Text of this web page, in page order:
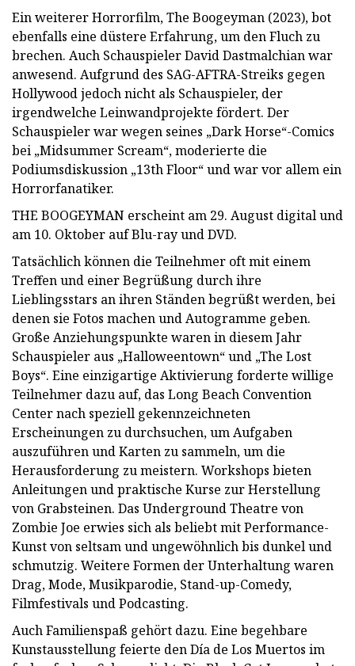
Ein weiterer Horrorfilm, The Boogeyman (2023), bot
ebenfalls eine düstere Erfahrung, um den Fluch zu
brechen. Auch Schauspieler David Dastmalchian war
anwesend. Aufgrund des SAG-AFTRA-Streiks gegen
Hollywood jedoch nicht als Schauspieler, der
irgendwelche Leinwandprojekte fördert. Der
Schauspieler war wegen seines „Dark Horse“-Comics
bei „Midsummer Scream“, moderierte die
Podiumsdiskussion „13th Floor“ und war vor allem ein
Horrorfanatiker.
THE BOOGEYMAN erscheint am 29. August digital und
am 10. Oktober auf Blu-ray und DVD.
Tatsächlich können die Teilnehmer oft mit einem
Treffen und einer Begrüßung durch ihre
Lieblingsstars an ihren Ständen begrüßt werden, bei
denen sie Fotos machen und Autogramme geben.
Große Anziehungspunkte waren in diesem Jahr
Schauspieler aus „Halloweentown“ und „The Lost
Boys“. Eine einzigartige Aktivierung forderte willige
Teilnehmer dazu auf, das Long Beach Convention
Center nach speziell gekennzeichneten
Erscheinungen zu durchsuchen, um Aufgaben
auszuführen und Karten zu sammeln, um die
Herausforderung zu meistern. Workshops bieten
Anleitungen und praktische Kurse zur Herstellung
von Grabsteinen. Das Underground Theatre von
Zombie Joe erwies sich als beliebt mit Performance-
Kunst von seltsam und ungewöhnlich bis dunkel und
schmutzig. Weitere Formen der Unterhaltung waren
Drag, Mode, Musikparodie, Stand-up-Comedy,
Filmfestivals und Podcasting.
Auch Familienspaß gehört dazu. Eine begehbare
Kunstausstellung feierte den Día de Los Muertos im